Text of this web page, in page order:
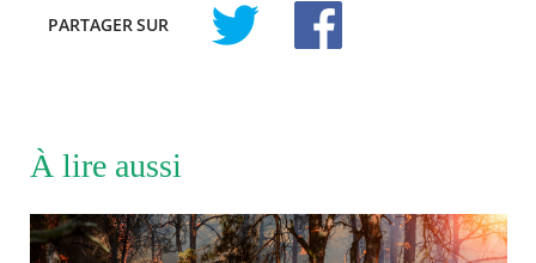
PARTAGERSUR
À lire aussi